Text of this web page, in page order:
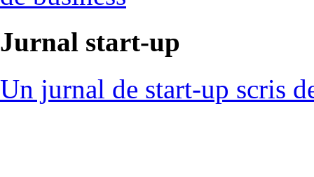
Jurnal start-up
Un jurnal de start-up scris